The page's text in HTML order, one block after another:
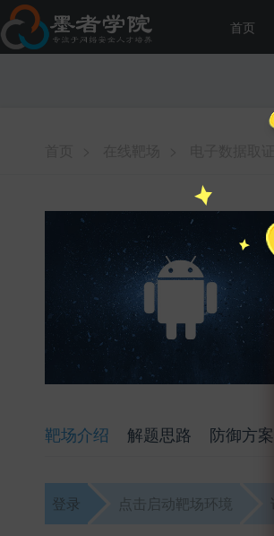
首页
靶场介绍 解题思路 防御方案
登录 点击启动靶场环境